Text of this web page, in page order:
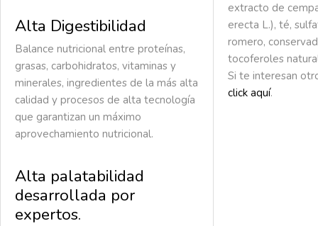
Alta Digestibilidad
Balance nutricional entre proteínas,
grasas, carbohidratos, vitaminas y
minerales, ingredientes de la más alta
calidad y procesos de alta tecnología
que garantizan un máximo
aprovechamiento nutricional.
Alta palatabilidad
desarrollada por
expertos.
extracto de
erecta L.), té,
romero,
tocoferoles
Si te interesan
click aquí.